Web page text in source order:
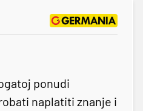
ponudi
naplatiti znanje i